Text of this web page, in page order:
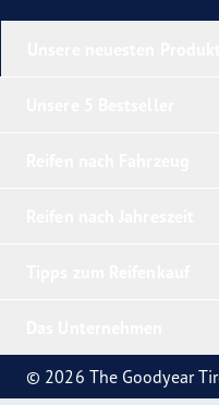
© 2026 The Goodyear